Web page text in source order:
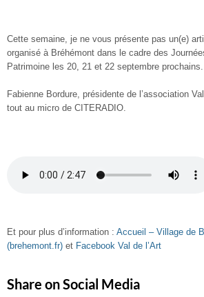
Cette semaine, je ne vous présente pas un(e)
organisé à Bréhémont dans le cadre des
Patrimoine les 20, 21 et 22 septembre prochains.
Fabienne Bordure, présidente de l’association
tout au micro de CITERADIO.
Et pour plus d’information : Accueil – Village de
(brehemont.fr) et Facebook Val de l’Art
Share on Social Media